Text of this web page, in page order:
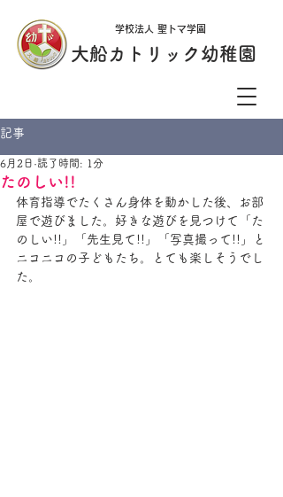
学校法人 聖トマ学園
大船カトリック幼稚園
記事
たのしい!!
6月2日 読了時間: 1分
体育指導でたくさん身体を動かした後、お部
屋で遊びました。好きな遊びを見つけて「た
のしい!!」「先生見て!!」「写真撮って!!」と
ニコニコの子どもたち。とても楽しそうでし
た。